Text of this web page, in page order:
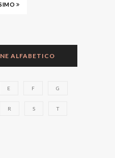
ALFABETICO
E F G
R S T